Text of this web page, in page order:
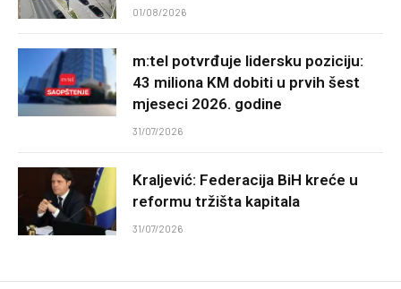
01/08/2026
m:tel potvrđuje lidersku poziciju:
43 miliona KM dobiti u prvih šest
mjeseci 2026. godine
31/07/2026
Kraljević: Federacija BiH kreće u
reformu tržišta kapitala
31/07/2026